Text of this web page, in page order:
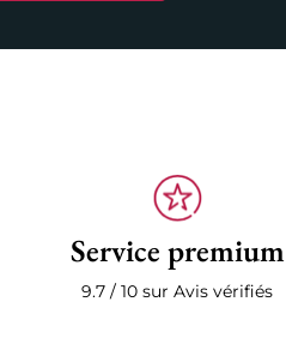
Service premium
9.7 / 10 sur Avis vérifiés